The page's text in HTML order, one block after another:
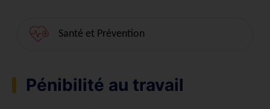
Santé et Prévention
Pénibilité au travail